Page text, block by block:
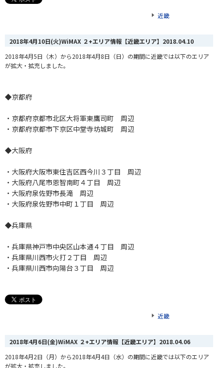
近畿
2018年4月10日(火)WiMAX ２+エリア情報【近畿エリア】 2018.04.10
2018年4月5日（木）から2018年4月8日（日）の期間に近畿では以下のエリア
が拡大・拡充しました。
◆京都府
・京都府京都市北区大将軍東鷹司町 周辺
・京都府京都市下京区中堂寺坊城町 周辺
◆大阪府
・大阪府大阪市東住吉区西今川３丁目 周辺
・大阪府八尾市恩智南町４丁目 周辺
・大阪府泉佐野市長滝 周辺
・大阪府泉佐野市中町１丁目 周辺
◆兵庫県
・兵庫県神戸市中央区山本通４丁目 周辺
・兵庫県川西市火打２丁目 周辺
・兵庫県川西市向陽台３丁目 周辺
近畿
2018年4月6日(金)WiMAX ２+エリア情報【近畿エリア】 2018.04.06
2018年4月2日（月）から2018年4月4日（水）の期間に近畿では以下のエリア
が拡大・拡充しました。